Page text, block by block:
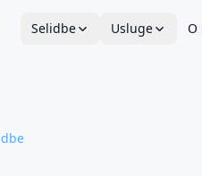
Selidbe Usluge O